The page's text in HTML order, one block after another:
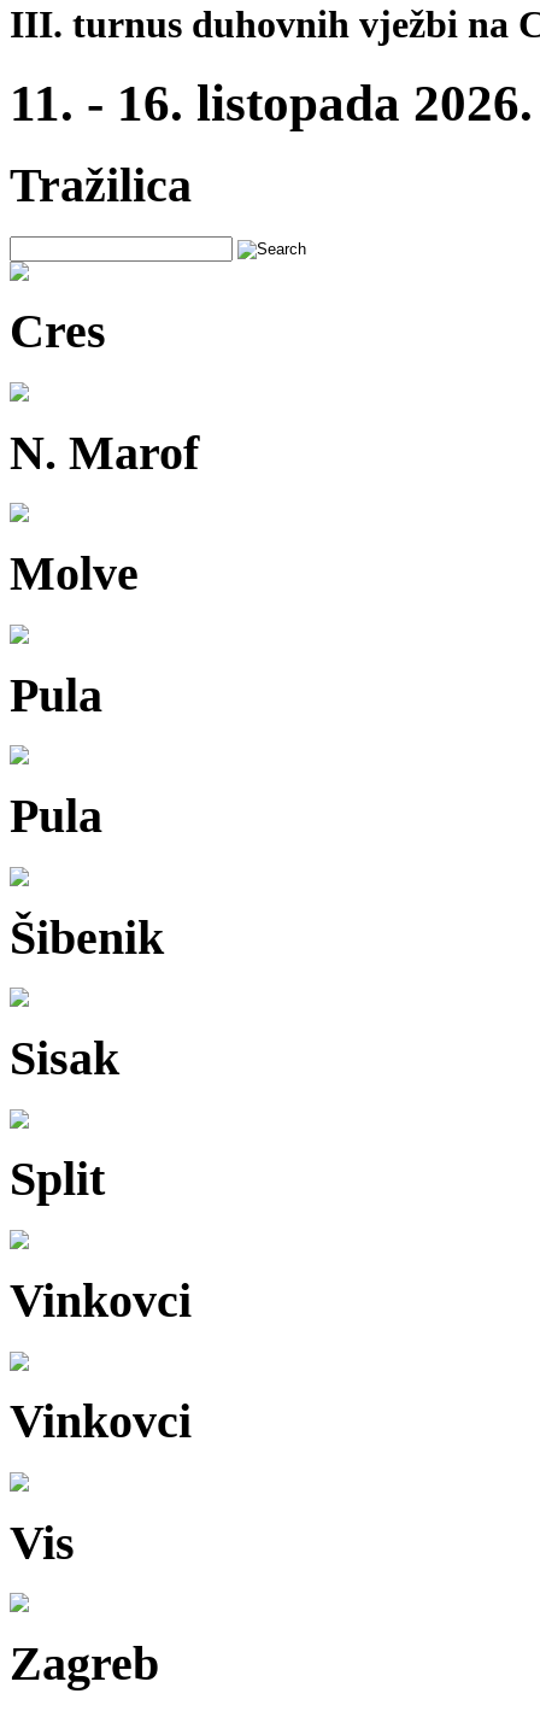
III. turnus duhovnih vježbi na
11. - 16. listopada 2026.
Tražilica
Cres
N. Marof
Molve
Pula
Pula
Šibenik
Sisak
Split
Vinkovci
Vinkovci
Vis
Zagreb